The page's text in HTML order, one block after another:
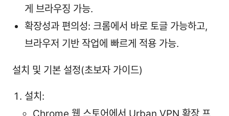
게 브라우징 가능.
확장성과 편의성: 크롬에서 바로 토글 가능하고,
브라우저 기반 작업에 빠르게 적용 가능.
설치 및 기본 설정(초보자 가이드)
설치:
Chrome 웹 스토어에서 Urban VPN 확장 프